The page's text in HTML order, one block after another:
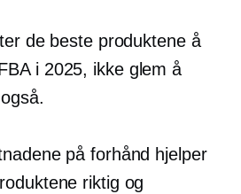
de beste produktene å
i 2025, ikke glem å
på forhånd hjelper
riktig og